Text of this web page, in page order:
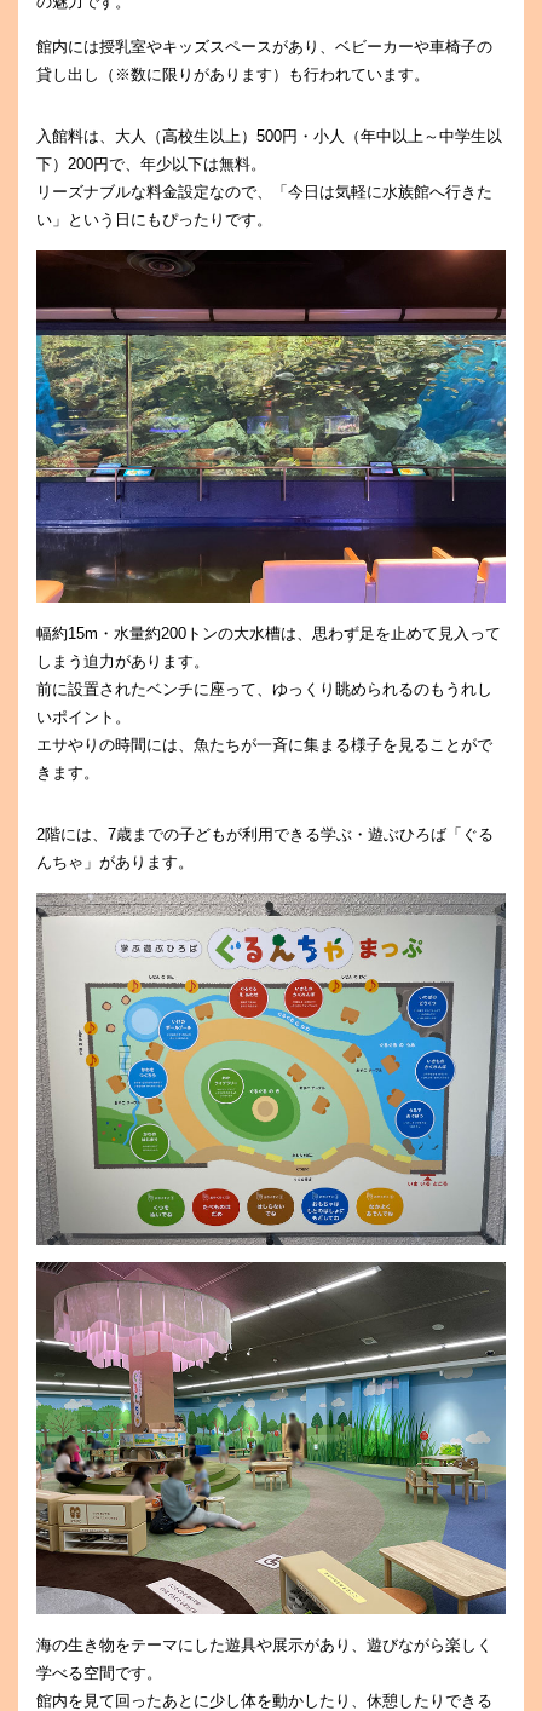
館内には授乳室やキッズスペースがあり、ベビーカーや車椅子の
貸し出し（※数に限りがあります）も行われています。
入館料は、大人（高校生以上）500円・小人（年中以上～中学生以
下）200円で、年少以下は無料。
リーズナブルな料金設定なので、「今日は気軽に水族館へ行きた
い」という日にもぴったりです。
幅約15m・水量約200トンの大水槽は、思わず足を止めて見入って
しまう迫力があります。
前に設置されたベンチに座って、ゆっくり眺められるのもうれし
いポイント。
エサやりの時間には、魚たちが一斉に集まる様子を見ることがで
きます。
2階には、7歳までの子どもが利用できる学ぶ・遊ぶひろば「ぐる
んちゃ」があります。
海の生き物をテーマにした遊具や展示があり、遊びながら楽しく
学べる空間です。
館内を見て回ったあとに少し体を動かしたり、休憩したりできる